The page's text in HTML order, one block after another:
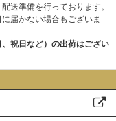
送準備を行っております。
届かない場合もございま
祝日など）の出荷はござい